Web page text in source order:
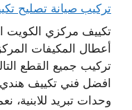
تركيب صيانة تصليح
تكييف مركزي الكويت
أعطال المكيفات
تركيب جميع القطع
افضل فني تكييف هندي
وحدات تبريد للابنية،